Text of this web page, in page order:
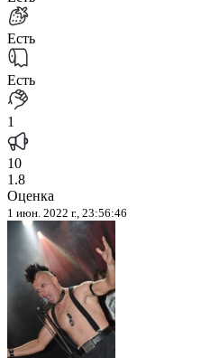
Есть
Есть
1
10
1.8
Оценка
1 июн. 2022 г., 23:56:46